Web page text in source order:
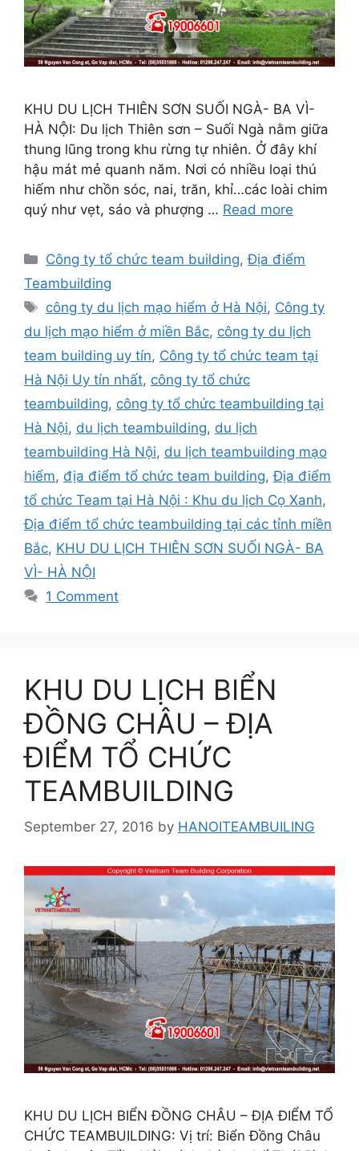
KHU DU LỊCH THIÊN SƠN SUỐI NGÀ- BA VÌ-
HÀ NỘI: Du lịch Thiên sơn – Suối Ngà nằm giữa
thung lũng trong khu rừng tự nhiên. Ở đây khí
hậu mát mẻ quanh năm. Nơi có nhiều loại thú
hiếm như chồn sóc, nai, trăn, khỉ…các loài chim
quý như vẹt, sáo và phượng … Read more
Categories
Công ty tổ chức team building,Địa điểm
Teambuilding
Tags
công ty du lịch mạo hiểm ở Hà Nội, Công ty
du lịch mạo hiểm ở miền Bắc, công ty du lịch
team building uy tín, Công ty tổ chức team tại
Hà Nội Uy tín nhất, công ty tổ chức
teambuilding, công ty tổ chức teambuilding tại
Hà Nội, du lịch teambuilding, du lịch
teambuilding Hà Nội, du lịch teambuilding mạo
hiểm, địa điểm tổ chức team building,Địa điểm
tổ chức Team tại Hà Nội : Khu du lịch Cọ Xanh,
Địa điểm tổ chức teambuilding tại các tỉnh miền
Bắc, KHU DU LỊCH THIÊN SƠN SUỐI NGÀ- BA
VÌ- HÀ NỘI
1 Comment
KHU DU LỊCH BIỂN
ĐỒNG CHÂU – ĐỊA
ĐIỂM TỔ CHỨC
TEAMBUILDING
September 27, 2016 by HANOITEAMBUILING
KHU DU LỊCH BIỂN ĐỒNG CHÂU – ĐỊA ĐIỂM TỔ
CHỨC TEAMBUILDING: Vị trí: Biển Đồng Châu